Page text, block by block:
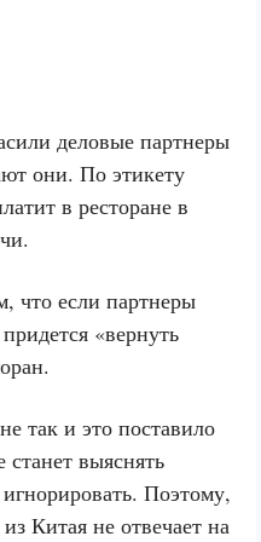
деловые партнеры
они. По этикету
в ресторане в
что если партнеры
«вернуть
так и это поставило
выяснять
Поэтому,
Китая не отвечает на